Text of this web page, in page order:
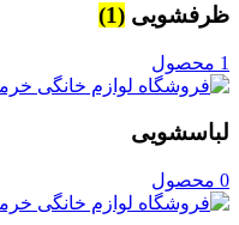
ظرفشویی (1)
1 محصول
لباسشویی
0 محصول